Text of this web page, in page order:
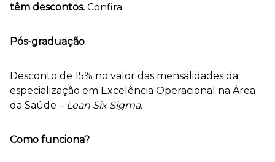
têm descontos. Confira:
Pós-graduação
Desconto de 15% no valor das mensalidades da
especialização em Excelência Operacional na Área
da Saúde – Lean Six Sigma.
Como funciona?